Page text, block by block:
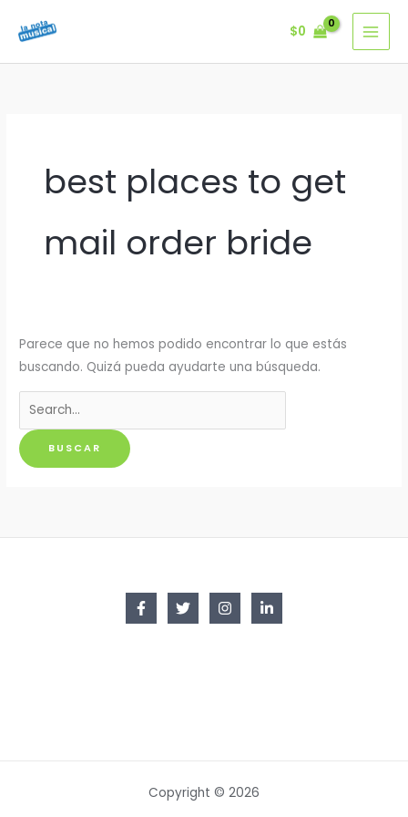
$0
best places to get
mail order bride
Parece que no hemos podido encontrar lo que estás
buscando. Quizá pueda ayudarte una búsqueda.
Buscar
por:
Copyright © 2026